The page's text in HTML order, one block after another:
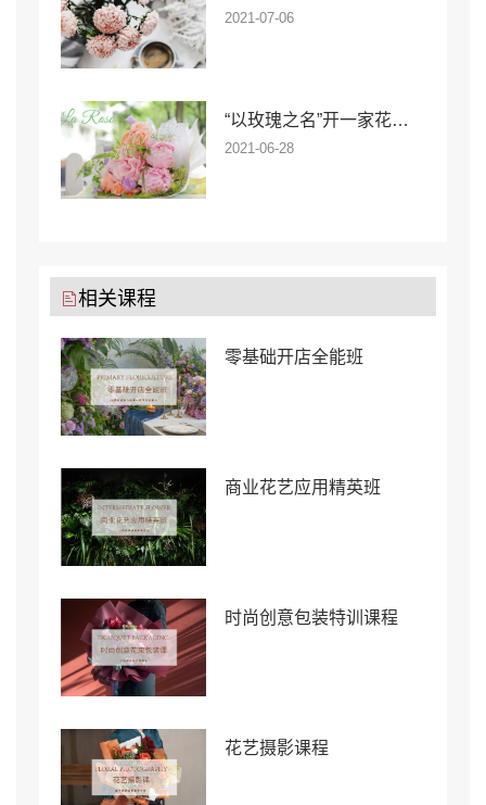
2021-07-06
“以玫瑰之名”开一家花店，在上海也能拥有高幸福感
2021-06-28
相关课程
零基础开店全能班
商业花艺应用精英班
时尚创意包装特训课程
花艺摄影课程